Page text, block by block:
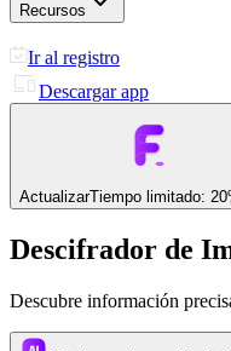
Recursos
Ir al registro
Descargar app
ActualizarTiempo limitado:
Descifrador de
Descubre información